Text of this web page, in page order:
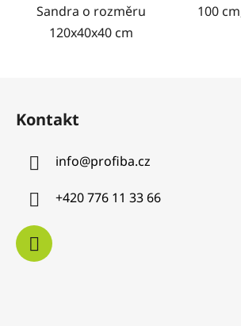
Sandra o rozměru
120x40x40 cm
100
Kontakt
info@profiba.cz
+420 776 11 33 66